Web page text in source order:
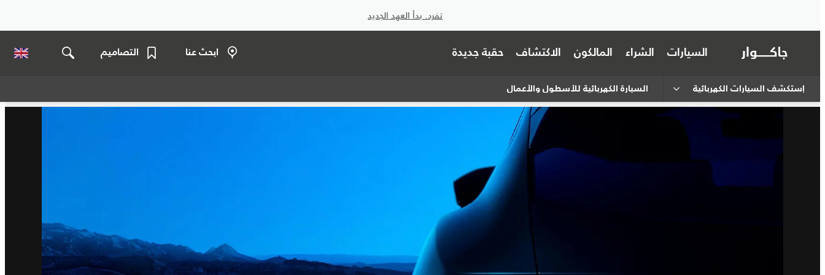
تفرد. بدأ العهد الجديد
السيارات الشراء المالكون الاكتشاف حقبة جديدة ابحث عنا التصاميم
إستكشف السيارات الكهربائية السيارة الكهربائية للأسطول والأعمال